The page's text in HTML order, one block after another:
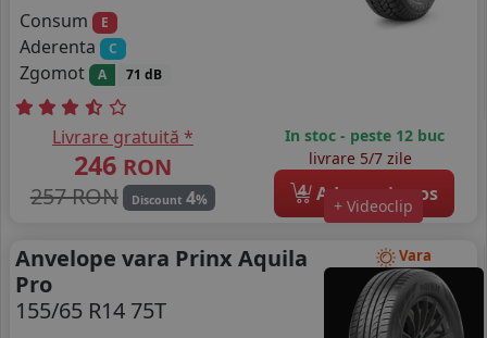
+ Videoclip
Consum
E
Aderenta C
Zgomot A 71 dB
Livrare gratuită *
246 RON
257 RON
Discount 4%
In stoc - peste 12 buc
livrare 5/7 zile
4 Adauga in cos
Vara
Anvelope vara Prinx Aquila
Pro
155/65 R14 75T